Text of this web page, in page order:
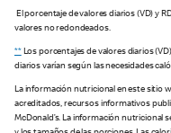
El porcentaje de valores diarios (VD) y
valores no redondeados.
**Los porcentajes de valores diarios
diarios varían según las necesidades
La información nutricional en este sitio
acreditados, recursos informativos
McDonald’s. La información nutricional